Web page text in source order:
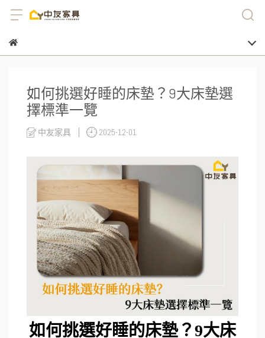
如何挑選好睡的床墊？9大床墊選
擇標準一覽
中友家具 2025-12-01
如何挑選好睡的床墊？9大床